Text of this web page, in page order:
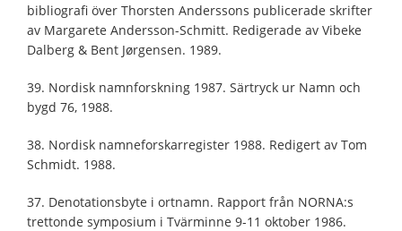
bibliografi över Thorsten Anderssons publicerade skrifter
av Margarete Andersson-Schmitt. Redigerade av Vibeke
Dalberg & Bent Jørgensen. 1989.
39. Nordisk namnforskning 1987. Särtryck ur Namn och
bygd 76, 1988.
38. Nordisk namneforskarregister 1988. Redigert av Tom
Schmidt. 1988.
37. Denotationsbyte i ortnamn. Rapport från NORNA:s
trettonde symposium i Tvärminne 9-11 oktober 1986.